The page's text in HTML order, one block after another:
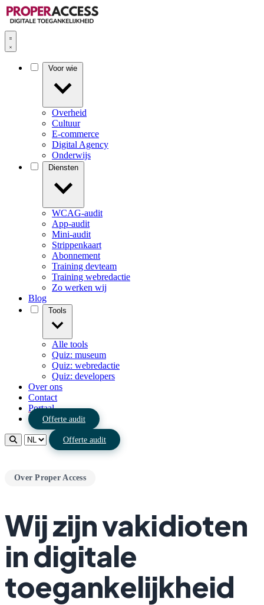
Overheid
Cultuur
E-commerce
Digital Agency
Onderwijs
WCAG-audit
App-audit
Mini-audit
Strippenkaart
Abonnement
Training devteam
Training webredactie
Zo werken wij
Blog
Alle tools
Quiz: museum
Quiz: webredactie
Quiz: developers
Over ons
Contact
Portaal
Offerte audit
Offerte audit
Over Proper Access
Wij zijn vakidioten
in digitale
toegankelijkheid